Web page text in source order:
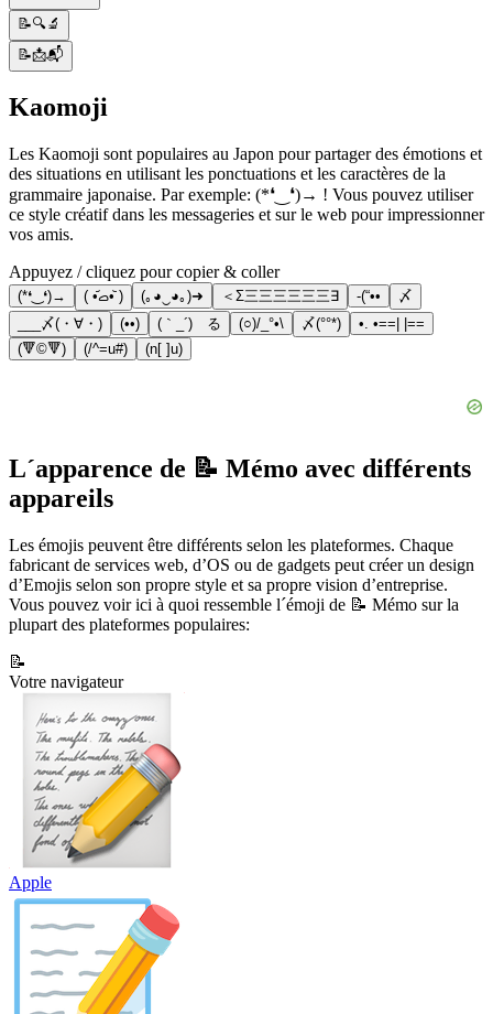
📝🔍🔬
📝📩📬
Kaomoji
Les Kaomoji sont populaires au Japon pour partager des émotions et
des situations en utilisant les ponctuations et les caractères de la
grammaire japonaise. Par exemple: (*❛‿❛)→ ! Vous pouvez utiliser
ce style créatif dans les messageries et sur le web pour impressionner
vos amis.
Appuyez / cliquez pour copier & coller
(*❛‿❛)→ ( •᷄ࡇ•᷅ ) (｡◕‿◕｡)➜ ＜Σ三三三三三三∃ -(“••
〆
___〆(・∀・)
(••) (｀_´)ゞる (○)/_°•\ 〆(°°*)
•. •==| |==
(🔻©🔻)
(/^=u#) (n[ ]u)
L´apparence de 📝 Mémo avec différents
appareils
Les émojis peuvent être différents selon les plateformes. Chaque
fabricant de services web, d’OS ou de gadgets peut créer un design
d’Emojis selon son propre style et sa propre vision d’entreprise.
Vous pouvez voir ici à quoi ressemble l´émoji de 📝 Mémo sur la
plupart des plateformes populaires:
📝
Votre navigateur
Apple